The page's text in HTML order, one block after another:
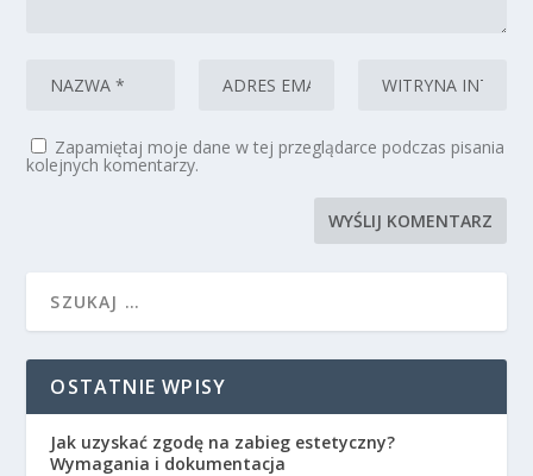
Zapamiętaj moje dane w tej przeglądarce podczas pisania
kolejnych komentarzy.
OSTATNIE WPISY
Jak uzyskać zgodę na zabieg estetyczny?
Wymagania i dokumentacja